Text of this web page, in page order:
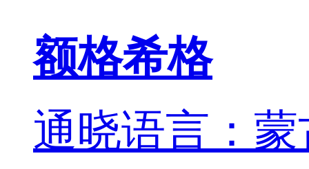
额格希格
通晓语言：